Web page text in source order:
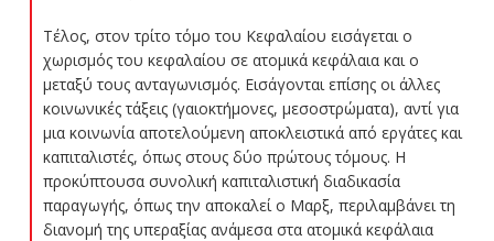
Τέλος, στον τρίτο τόμο του Κεφαλαίου εισάγεται ο
χωρισμός του κεφαλαίου σε ατομικά κεφάλαια και ο
μεταξύ τους ανταγωνισμός. Εισάγονται επίσης οι άλλες
κοινωνικές τάξεις (γαιοκτήμονες, μεσοστρώματα), αντί για
μια κοινωνία αποτελούμενη αποκλειστικά από εργάτες και
καπιταλιστές, όπως στους δύο πρώτους τόμους. Η
προκύπτουσα συνολική καπιταλιστική διαδικασία
παραγωγής, όπως την αποκαλεί ο Μαρξ, περιλαμβάνει τη
διανομή της υπεραξίας ανάμεσα στα ατομικά κεφάλαια